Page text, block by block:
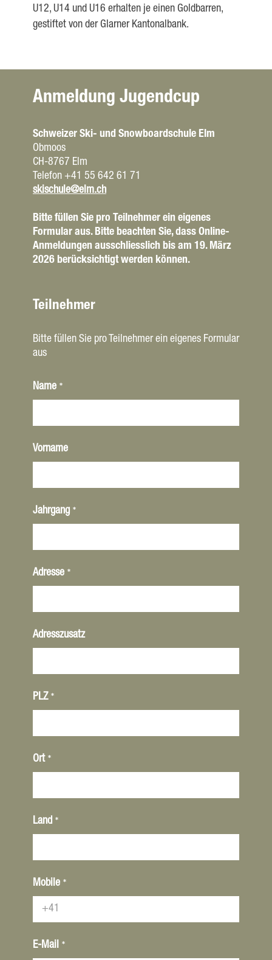
U12, U14 und U16 erhalten je einen Goldbarren,
gestiftet von der Glarner Kantonalbank.
Anmeldung Jugendcup
Schweizer Ski- und Snowboardschule Elm
Obmoos
CH-8767 Elm
Telefon +41 55 642 61 71
skischule@elm.ch
Bitte füllen Sie pro Teilnehmer ein eigenes
Formular aus. Bitte beachten Sie, dass Online-
Anmeldungen ausschliesslich bis am 19. März
2026 berücksichtigt werden können.
Teilnehmer
Bitte füllen Sie pro Teilnehmer ein eigenes Formular
aus
Name *
Vorname
Jahrgang *
Adresse *
Adresszusatz
PLZ *
Ort *
Land *
Mobile *
E-Mail *